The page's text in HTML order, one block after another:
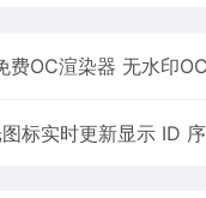
水印OC 2022.1 中文汉化 支持C4D
标实时更新显示 ID